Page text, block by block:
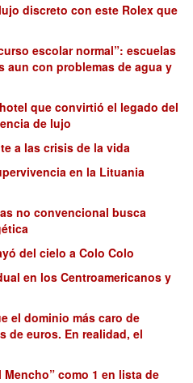
discreto con este Rolex que
escolar normal”: escuelas
aun con problemas de agua y
que convirtió el legado del
de lujo
a las crisis de la vida
en la Lituania
no convencional busca
del cielo a Colo Colo
en los Centroamericanos y
el dominio más caro de
de euros. En realidad, el
como 1 en lista de